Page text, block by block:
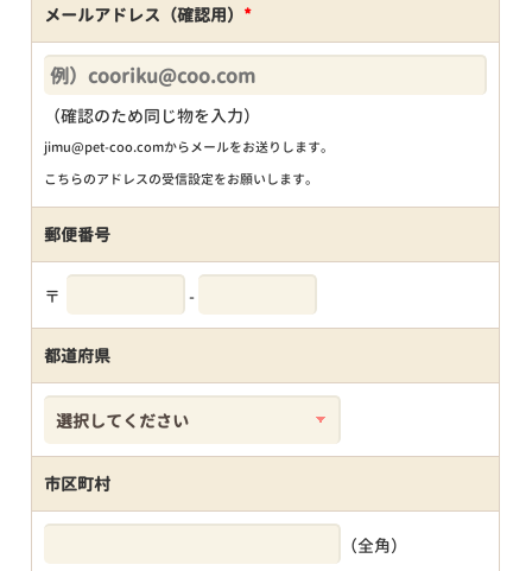
メールアドレス（確認用） *
（確認のため同じ物を入力）
jimu@pet-coo.comからメールをお送りします。
こちらのアドレスの受信設定をお願いします。
郵便番号
〒 -
都道府県
市区町村
（全角）